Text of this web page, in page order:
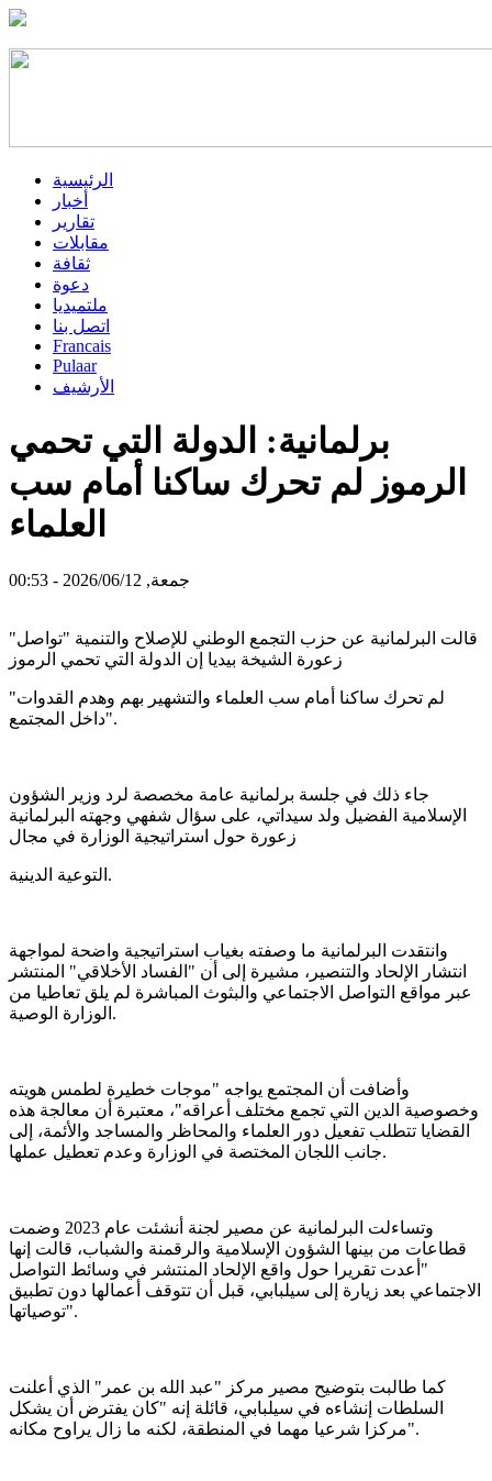
الرئيسية
أخبار
تقارير
مقابلات
ثقافة
دعوة
ملتميديا
اتصل بنا
Francais
Pulaar
الأرشيف
برلمانية: الدولة التي تحمي
الرموز لم تحرك ساكنا أمام سب
العلماء
جمعة, 2026/06/12 - 00:53
قالت البرلمانية عن حزب التجمع الوطني للإصلاح والتنمية "تواصل"
زعورة الشيخة بيديا إن الدولة التي تحمي الرموز
"لم تحرك ساكنا أمام سب العلماء والتشهير بهم وهدم القدوات
داخل المجتمع".
جاء ذلك في جلسة برلمانية عامة مخصصة لرد وزير الشؤون
الإسلامية الفضيل ولد سيداتي، على سؤال شفهي وجهته البرلمانية
زعورة حول استراتيجية الوزارة في مجال
التوعية الدينية.
وانتقدت البرلمانية ما وصفته بغياب استراتيجية واضحة لمواجهة
انتشار الإلحاد والتنصير، مشيرة إلى أن "الفساد الأخلاقي" المنتشر
عبر مواقع التواصل الاجتماعي والبثوث المباشرة لم يلق تعاطيا من
الوزارة الوصية.
وأضافت أن المجتمع يواجه "موجات خطيرة لطمس هويته
وخصوصية الدين التي تجمع مختلف أعراقه"، معتبرة أن معالجة هذه
القضايا تتطلب تفعيل دور العلماء والمحاظر والمساجد والأئمة، إلى
جانب اللجان المختصة في الوزارة وعدم تعطيل عملها.
وتساءلت البرلمانية عن مصير لجنة أنشئت عام 2023 وضمت
قطاعات من بينها الشؤون الإسلامية والرقمنة والشباب، قالت إنها
"أعدت تقريرا حول واقع الإلحاد المنتشر في وسائط التواصل
الاجتماعي بعد زيارة إلى سيلبابي، قبل أن تتوقف أعمالها دون تطبيق
توصياتها".
كما طالبت بتوضيح مصير مركز "عبد الله بن عمر" الذي أعلنت
السلطات إنشاءه في سيلبابي، قائلة إنه "كان يفترض أن يشكل
مركزا شرعيا مهما في المنطقة، لكنه ما زال يراوح مكانه".